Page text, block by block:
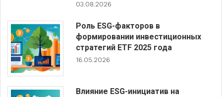
03.08.2026
Роль ESG-факторов в
формировании инвестиционных
стратегий ETF 2025 года
16.05.2026
Влияние ESG-инициатив на